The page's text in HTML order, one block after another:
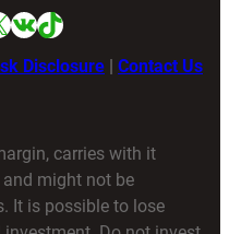
VKTikTok
Disclosure | Contact Us
carries with it
might not be
It is possible to lose